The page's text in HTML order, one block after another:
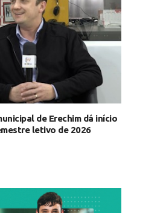
de Erechim dá início
letivo de 2026